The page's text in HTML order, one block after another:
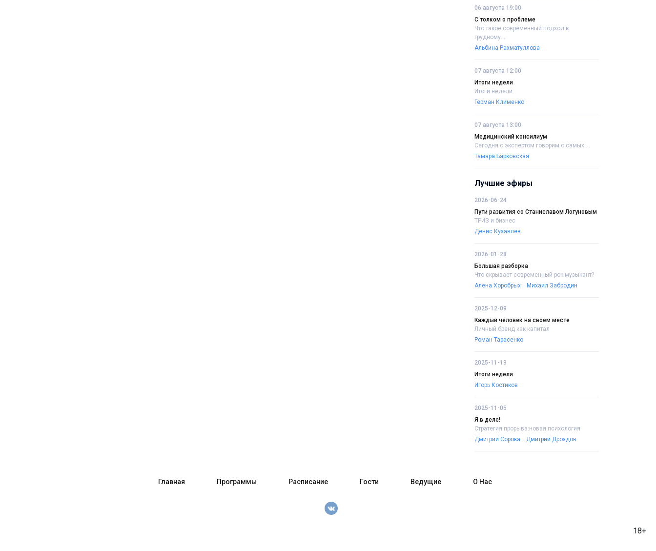
06 августа 19:00
С толком о проблеме
Что такое современный подход к
грудному....
Альбина Рахматуллова
07 августа 12:00
Итоги недели
Итоги недели..
Герман Клименко
07 августа 13:00
Медицинский консилиум
Сегодня с экспертом говорим о самых....
Тамара Барковская
Лучшие эфиры
2026-06-24
Пути развития со Станиславом Логуновым
ТРИЗ и бизнес
Денис Кузавлёв
2026-01-28
Большая разборка
Что скрывает современный рок-музыкант?
Алена Хоробрых
Михаил Забродин
2025-12-09
Каждый человек на своём месте
Личный бренд как капитал
Роман Тарасенко
2025-11-13
Итоги недели
Игорь Костиков
2025-11-05
Я в деле!
Стратегия прорыва:новая психология
Дмитрий Сорока
Дмитрий Дроздов
18+
Главная Программы Расписание Гости Ведущие О Нас